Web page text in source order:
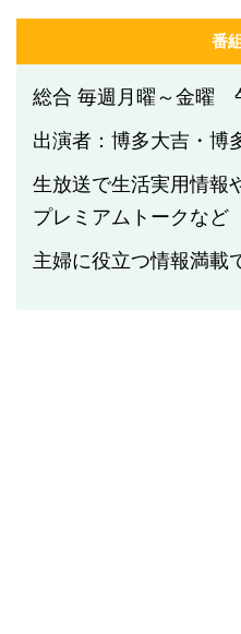
番
総合 毎週月曜～金曜
出演者：博多大吉・博
生放送で生活実用情報
プレミアムトークなど
主婦に役立つ情報満載